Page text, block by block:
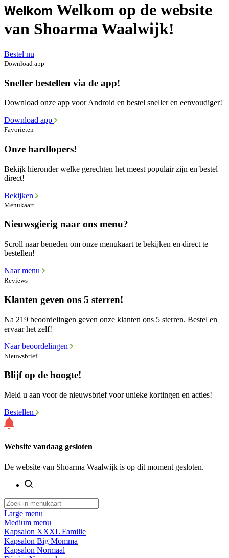
Welkom Welkom op de website
van Shoarma Waalwijk!
Bestel nu
Download app
Sneller bestellen via de app!
Download onze app voor Android en bestel sneller en eenvoudiger!
Download app
Favorieten
Onze hardlopers!
Bekijk hieronder welke gerechten het meest populair zijn en bestel
direct!
Bekijken
Menukaart
Nieuwsgierig naar ons menu?
Scroll naar beneden om onze menukaart te bekijken en direct te
bestellen!
Naar menu
Reviews
Klanten geven ons 5 sterren!
Na 219 beoordelingen geven onze klanten ons 5 sterren. Bestel en
ervaar het zelf!
Naar beoordelingen
Nieuwsbrief
Blijf op de hoogte!
Meld u aan voor de nieuwsbrief voor unieke kortingen en acties!
Bestellen
Website vandaag gesloten
De website van Shoarma Waalwijk is op dit moment gesloten.
Large menu
Medium menu
Kapsalon XXXL Familie
Kapsalon Big Momma
Kapsalon Normaal